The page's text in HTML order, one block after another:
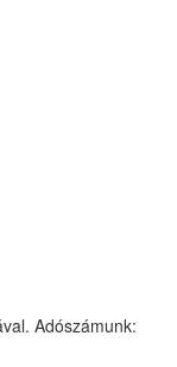
Adószámunk: